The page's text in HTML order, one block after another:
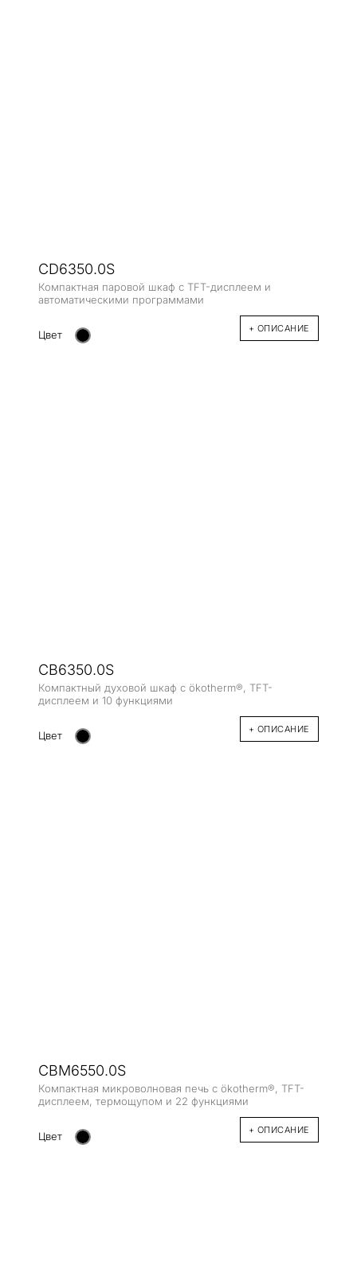
CD6350.0S
Компактная паровой шкаф с TFT-дисплеем и
автоматическими программами
Цвет + ОПИСАНИЕ
CB6350.0S
Компактный духовой шкаф с ökotherm®, TFT-
дисплеем и 10 функциями
Цвет + ОПИСАНИЕ
CBM6550.0S
Компактная микроволновая печь с ökotherm®, TFT-
дисплеем, термощупом и 22 функциями
Цвет + ОПИСАНИЕ